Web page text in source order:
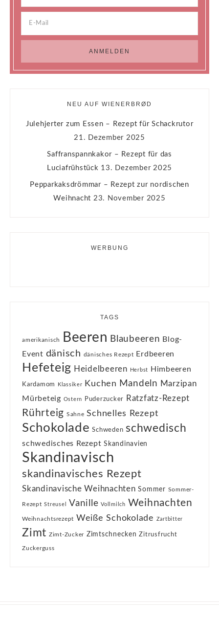
NEU AUF WIENERBRØD
Julehjerter zum Essen – Rezept für Schackrutor
21. Dezember 2025
Saffranspannkakor – Rezept für das
Luciafrühstück 13. Dezember 2025
Pepparkaksdrömmar – Rezept zur nordischen
Weihnacht 23. November 2025
WERBUNG
TAGS
amerikanisch Beeren Blaubeeren Blog-
Event dänisch dänisches Rezept Erdbeeren
Hefeteig Heidelbeeren Herbst Himbeeren
Kardamom Klassiker Kuchen Mandeln
Marzipan
Mürbeteig Ostern Puderzucker Ratzfatz-Rezept
Rührteig Sahne Schnelles Rezept
Schokolade Schweden schwedisch
schwedisches Rezept Skandinavien
Skandinavisch
skandinavisches Rezept
Skandinavische Weihnachten Sommer Sommer-
Rezept Streusel Vanille Vollmilch Weihnachten
Weihnachtsrezept Weiße Schokolade Zartbitter
Zimt Zimt-Zucker Zimtschnecken Zitrusfrucht
Zuckerguss